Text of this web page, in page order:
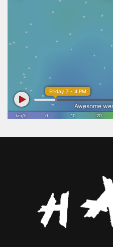
Ενότητα Ηλείας έχουμε
προληπτικές ενέργειες, σε πλήρη
Πολιτικής Προστασίας, ώστε ο
επιχειρησιακή ετοιμότητα. Η
πυροσβεστών μάς υπενθυμίζει
με τις πυρκαγιές είναι
Η καλύτερη τιμή στη μνήμη τους
μας, ο καθένας από τη θέση
σε όλους τους συμπολίτες μας να
αρμόδιων αρχών και να
προκαλέσει πυρκαγιά. Η πρόληψη
φυσικό μας περιβάλλον και τις
συνεργασία, υπευθυνότητα και
αντιμετωπίσουμε
Την παρουσίαση της εκδήλωσης
Ανδρίτσαινας-Κρεστένων κ.
πως πρόκειται για ένα όραμα του
πολιτιστικός θεσμός για το Δήμο,
Παράλληλα ευχαρίστησε τους
Εφορεία Αρχαιοτήτων και την
Παπαδόπουλο, που όπως
στήριξη συνέβαλε έμπρακτα ώστε
πραγματικότητα, καθώς και
τονιστεί επίσης ότι σημαντική
εκδήλωσης του Α.Τ. Ανδρίτσαινας,
Πολιτικής Προστασίας
και βουλευτής Ηλείας κ. Ανδρέας
βουλευτής του Νομού κ.
Ανδρίτσαινας-Κρεστένων κ.
δημάρχου Πύργου Αντιδήμαρχος
πρόεδρος του Δικηγορικού
Δημητρουλόπουλος, η αρμόδια
Λεβεντούρη, αιρετοί,
του Δήμου κ.α.